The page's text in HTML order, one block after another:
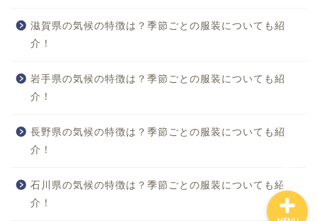
滋賀県の気候の特徴は？季節ごとの服装についても紹
介！
岩手県の気候の特徴は？季節ごとの服装についても紹
介！
長野県の気候の特徴は？季節ごとの服装についても紹
介！
石川県の気候の特徴は？季節ごとの服装についても紹
介！
役立つ情報
楽しみ方